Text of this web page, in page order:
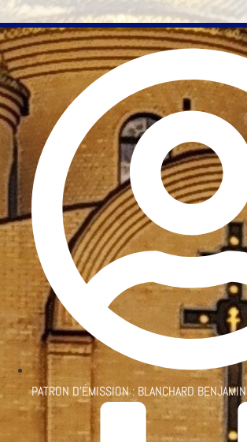
PATRON D'ÉMISSION : BLANCHARD BENJAMIN